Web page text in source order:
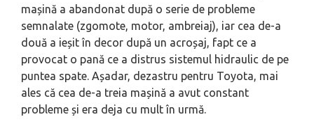
mașină a abandonat după o serie de probleme
semnalate (zgomote, motor, ambreiaj), iar cea de-a
două a ieșit în decor după un acroșaj, fapt ce a
provocat o pană ce a distrus sistemul hidraulic de pe
puntea spate. Așadar, dezastru pentru Toyota, mai
ales că cea de-a treia mașină a avut constant
probleme și era deja cu mult în urmă.